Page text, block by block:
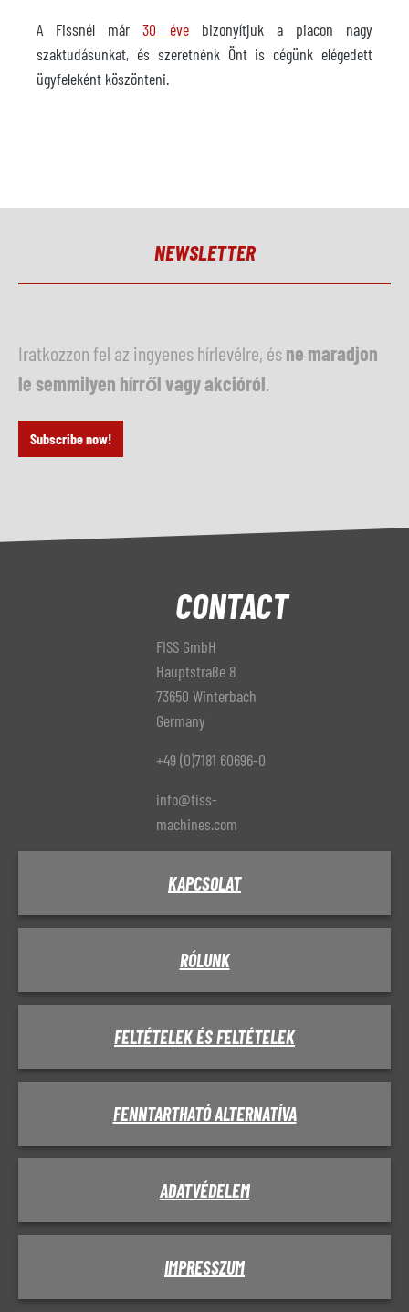
A Fissnél már30 évebizonyítjuk a piacon nagy
szaktudásunkat, és szeretnénk Önt is cégünk elégedett
ügyfeleként köszönteni.
NEWSLETTER
Iratkozzon fel az ingyenes hírlevélre, ésne maradjon
le semmilyen hírről vagy akcióról
Subscribe now!
CONTACT
FISS GmbH
Hauptstraße 8
73650 Winterbach
Germany
+49 (0)7181 60696-0
info@fiss-
machines.com
KAPCSOLAT
RÓLUNK
FELTÉTELEK ÉS FELTÉTELEK
FENNTARTHATÓ ALTERNATÍVA
ADATVÉDELEM
IMPRESSZUM